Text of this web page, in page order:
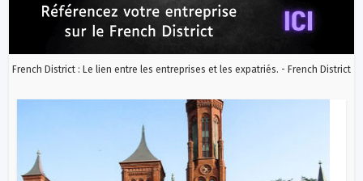
French District : Le lien entre les entreprises et les expatriés. - French District